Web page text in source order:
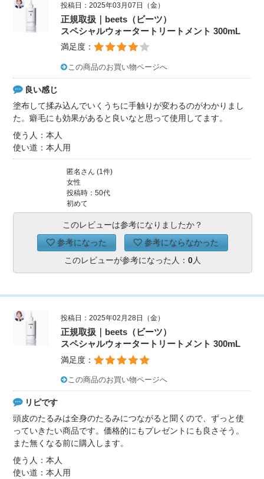
投稿日：2025年03月07日（金）
正規取扱｜beets（ビーツ）
スペシャルウォータートリートメント 300mL
満足度：
この商品のお買い物ページへ
良い感じ
塗布して揉み込んでいくうちに手触りが変わるのがわかりまし
た。癖毛にも効果があると良いなと思って使用してます。
使う人：本人
使い道：本人用
匿名さん (1件)
女性
投稿時：50代
初めて
このレビューは参考になりましたか？
参考になった
参考にならなかった
このレビューが参考になった人： 0人
投稿日：2025年02月28日（金）
正規取扱｜beets（ビーツ）
スペシャルウォータートリートメント 300mL
満足度：
この商品のお買い物ページへ
リピです
頭皮のたるみは全身のたるみにつながると聞くので、ずっと使
っていきたい商品です。価格的にもプレゼントにも良さそう。
また無くなる前に購入します。
使う人：本人
使い道：本人用